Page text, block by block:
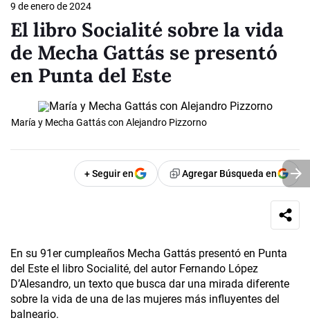
9 de enero de 2024
El libro Socialité sobre la vida
de Mecha Gattás se presentó
en Punta del Este
María y Mecha Gattás con Alejandro Pizzorno
+ Seguir en Agregar Búsqueda en
En su 91er cumpleaños Mecha Gattás presentó en Punta
del Este el libro Socialité, del autor Fernando López
D’Alesandro, un texto que busca dar una mirada diferente
sobre la vida de una de las mujeres más influyentes del
balneario.